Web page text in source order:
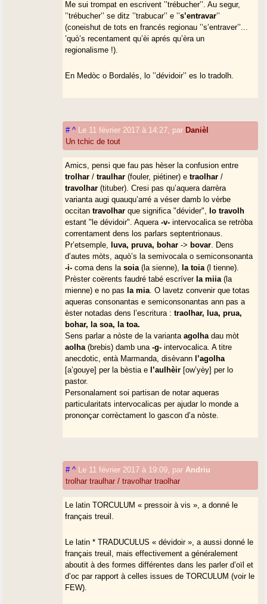
Me sui trompat en escrivent ’’trébucher’’. Au segur,
’’trébucher’’ se ditz ’’trabucar’’ e ’’s’entravar’’
(coneishut de tots en francés regionau ’’s’entraver’’...
’quò’s recentament qu’èi aprés qu’èra un
regionalisme !).
En Medòc o Bordalés, lo ’’dévidoir’’ es lo tradolh.
# ^ Le 11 février 2017 à 14:27 par Danièl
Un tchic de tout
Amics, pensi que fau pas hèser la confusion entre
trolhar/traulhar (fouler, piétiner) etraolhar /
travolhar (tituber). Cresi pas qu’aquera darrèra
varianta augi quauqu’arré a véser damb lo vèrbe
occitantravolhar que significa "dévider",
lo travolh
estant "le dévidoir". Aquera-v- intervocalica se retròba
correntament dens los parlars septentrionaus.
Pr’etsemple,
luva, pruva, bohar-> bovar . Dens
d’autes mòts, aquò’s la semivocala o semiconsonanta
-i- coma dens lasoia (la sienne), la toia (l tienne).
Prèster coërents faudré tabé escríver la miia (la
mienne) e no pas la mia . O lavetz convenir que totas
aqueras consonantas e semiconsonantas ann pas a
èster notadas dens l’escritura :traolhar, lua, prua,
bohar, la soa, la toa.
Sens parlar a nòste de la variantaagolha dau mòt
aolha (brebis) damb una-g- intervocalica. A titre
anecdotic, entà Marmanda, disèvann l’agolha
[a’gouye] per la bèstia e l’aulhèir [ow’yèy] per lo
pastor.
Personalament soi partisan de notar aqueras
particularitats intervocalicas per ajudar lo monde a
prononçar corrèctament lo gascon d’a nòste.
# ^ Le 11 février 2017 à 19:09 par Andriu
trolhar traulhar / travolhar traolhar
Le latin TORCULUM « pressoir à vis », a donné le
français treuil.
Le latin * TRADUCULUS « dévidoir », a aussi donné le
français treuil, mais effectivement a généralement
aboutit à des formes différentes dans les parler d’oïl et
d’oc par rapport à celles issues de TORCULUM (voir le
FEW).